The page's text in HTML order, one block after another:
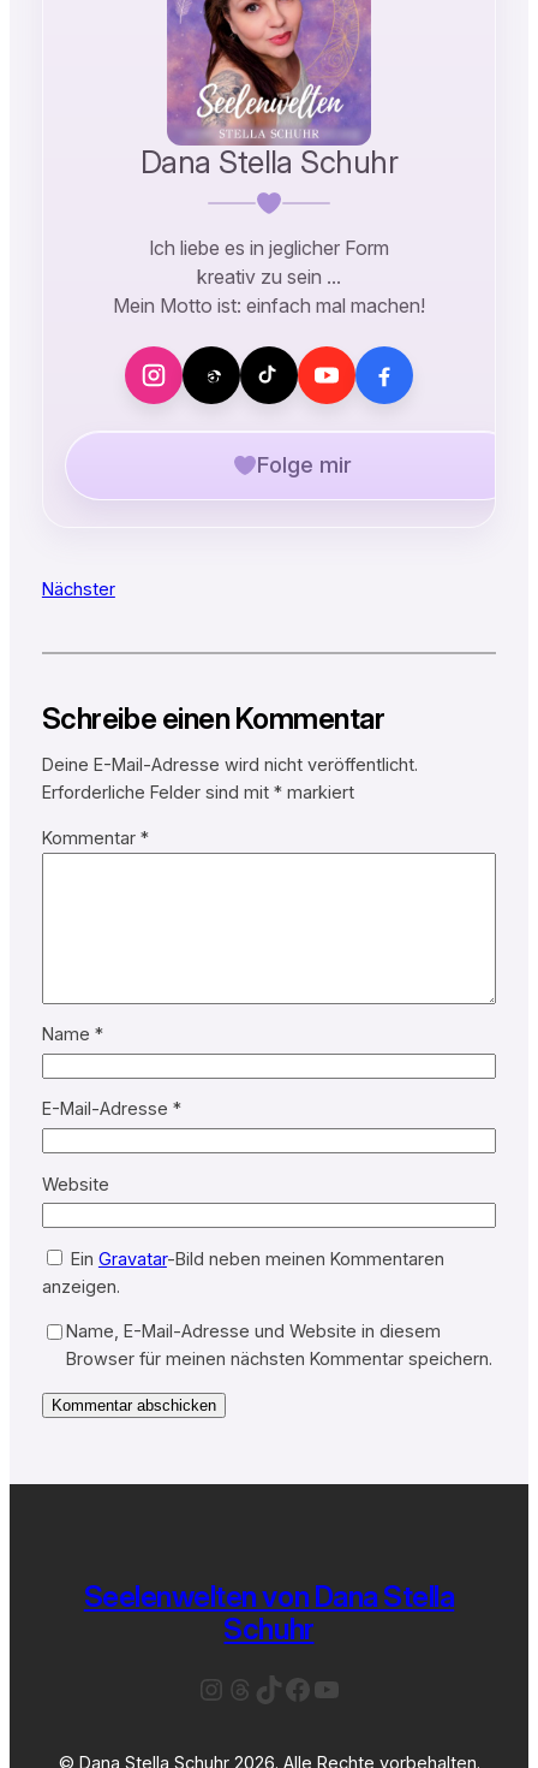
Dana Stella Schuhr
Ich liebe es in jeglicher Form
kreativ zu sein …
Mein Motto ist: einfach mal machen!
Folge mir
Nächster
Schreibe einen Kommentar
Deine E-Mail-Adresse wird nicht veröffentlicht.
Erforderliche Felder sind mit *markiert
Kommentar *
Name *
E-Mail-Adresse *
Website
Ein Gravatar-Bild neben meinen Kommentaren
anzeigen.
Name, E-Mail-Adresse und Website in diesem
Browser für meinen nächsten Kommentar speichern.
Seelenwelten von Dana Stella
Schuhr
Instagram
Threads
TikTok
Facebook
YouTube
© Dana Stella Schuhr 2026. Alle Rechte vorbehalten.